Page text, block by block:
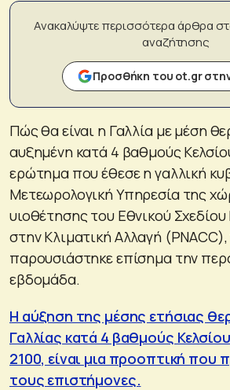
Ανακαλύψτε περισσότερα άρθρα
αναζήτησης
Προσθήκη του ot.gr
Πώς θα είναι η Γαλλία με μέση
αυξημένη κατά 4 βαθμούς
ερώτημα που έθεσε η γαλλική
Μετεωρολογική Υπηρεσία της
υιοθέτησης του Εθνικού
στην Κλιματική Αλλαγή
παρουσιάστηκε επίσημα την
εβδομάδα.
Η αύξηση της μέσης ετήσιας
Γαλλίας κατά 4 βαθμούς
2100, είναι μια προοπτική που
τους επιστήμονες.